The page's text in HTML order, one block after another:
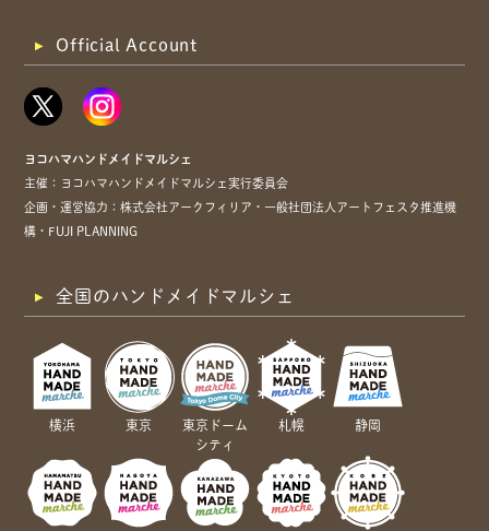
Official Account
ヨコハマハンドメイドマルシェ
主催：ヨコハマハンドメイドマルシェ実行委員会
企画・運営協力：株式会社アークフィリア・一般社団法人アートフェスタ推進機
構・FUJI PLANNING
全国のハンドメイドマルシェ
横浜 東京
東京ドーム
シティ
札幌 静岡